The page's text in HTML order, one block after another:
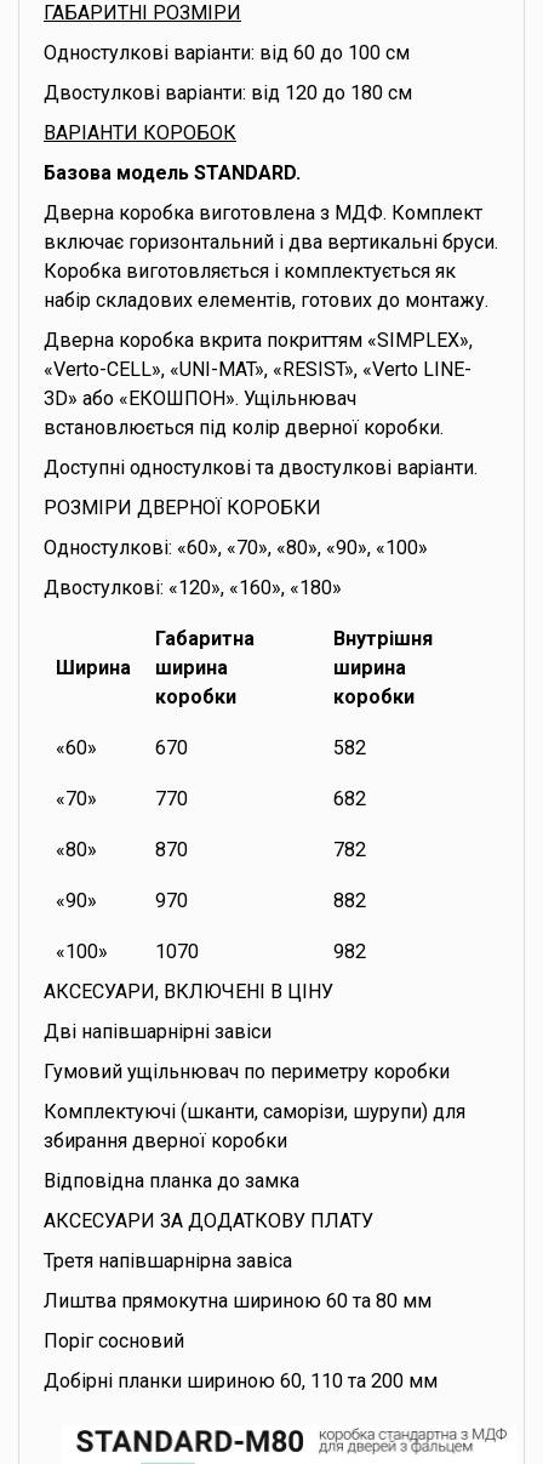
ГАБАРИТНІ РОЗМІРИ
Одностулкові варіанти: від 60 до 100 см
Двостулкові варіанти: від 120 до 180 см
ВАРІАНТИ КОРОБОК
Базова модель STANDARD.
Дверна коробка виготовлена з МДФ. Комплект
включає горизонтальний і два вертикальні бруси.
Коробка виготовляється і комплектується як
набір складових елементів, готових до монтажу.
Дверна коробка вкрита покриттям «SIMPLEX»,
«Verto-CELL», «UNI-MAT», «RESIST», «Verto LINE-
3D» або «ЕКОШПОН». Ущільнювач
встановлюється під колір дверної коробки.
Доступні одностулкові та двостулкові варіанти.
РОЗМІРИ ДВЕРНОЇ КОРОБКИ
Одностулкові: «60», «70», «80», «90», «100»
Двостулкові: «120», «160», «180»
Ширина
Габаритна
ширина
коробки
Внутрішня
ширина
коробки
«60» 670 582
«70» 770 682
«80» 870 782
«90» 970 882
«100» 1070
982
АКСЕСУАРИ, ВКЛЮЧЕНІ В ЦІНУ
Дві напівшарнірні завіси
Гумовий ущільнювач по периметру коробки
Комплектуючі (шканти, саморізи, шурупи) для
збирання дверної коробки
Відповідна планка до замка
АКСЕСУАРИ ЗА ДОДАТКОВУ ПЛАТУ
Третя напівшарнірна завіса
Лиштва прямокутна шириною 60 та 80 мм
Поріг сосновий
Добірні планки шириною 60, 110 та 200 мм